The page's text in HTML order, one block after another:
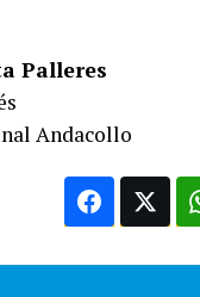
Palleres
Andacollo